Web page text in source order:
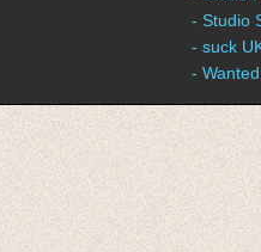
- Studio
- suck
- Wanted